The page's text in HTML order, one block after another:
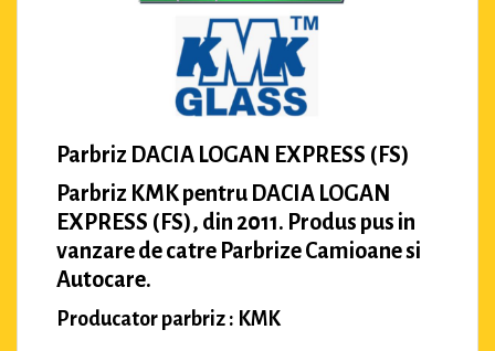
Parbriz DACIA LOGAN EXPRESS (FS)
Parbriz KMK pentru DACIA LOGAN
EXPRESS (FS), din 2011. Produs pus in
vanzare de catre Parbrize Camioane si
Autocare.
Producator parbriz : KMK